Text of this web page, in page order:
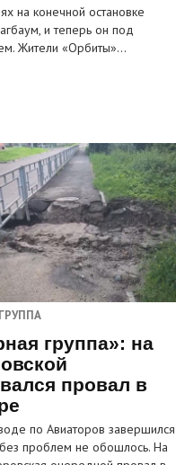
на конечной остановке
и теперь он под
Жители «Орбиты»…
группа»: на
провал в
по Авиаторов завершился
проблем не обошлось. На